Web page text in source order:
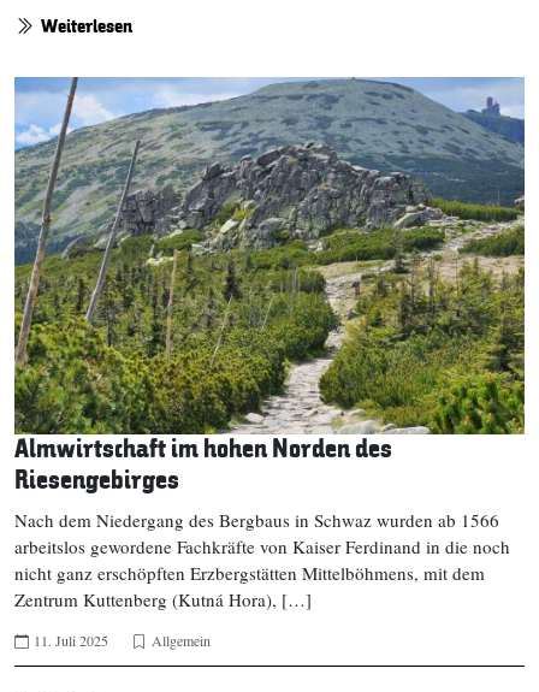
Weiterlesen
Almwirtschaft im hohen Norden des
Riesengebirges
Nach dem Niedergang des Bergbaus in Schwaz wurden ab 1566
arbeitslos gewordene Fachkräfte von Kaiser Ferdinand in die noch
nicht ganz erschöpften Erzbergstätten Mittelböhmens, mit dem
Zentrum Kuttenberg (Kutná Hora), […]
11. Juli 2025 Allgemein